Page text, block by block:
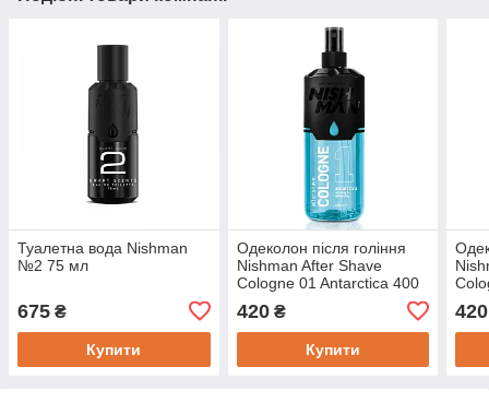
Туалетна вода Nishman
№2 75 мл
675 ₴
Купити
Одеколон після гоління
Nishman After Shave
Cologne 01 Antarctica 400
420₴
Купити
420